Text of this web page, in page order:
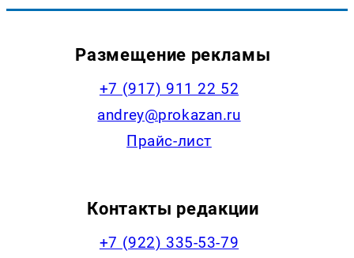
Размещение рекламы
+7 (917) 911 22 52
andrey@prokazan.ru
Прайс-лист
Контакты редакции
+7 (922) 335-53-79